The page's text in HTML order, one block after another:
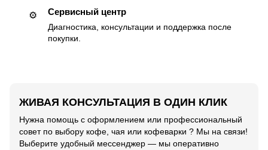
⚙️ Сервисный центр
Диагностика, консультации и поддержка после
покупки.
ЖИВАЯ КОНСУЛЬТАЦИЯ В ОДИН КЛИК
Нужна помощь с оформлением или профессиональный
совет по выбору кофе, чая или кофеварки ? Мы на связи!
Выберите удобный мессенджер — мы оперативно